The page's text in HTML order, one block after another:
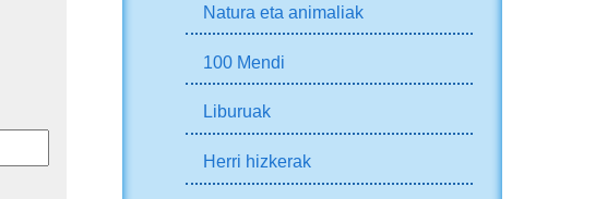
Natura eta animaliak
100 Mendi
Liburuak
Herri hizkerak